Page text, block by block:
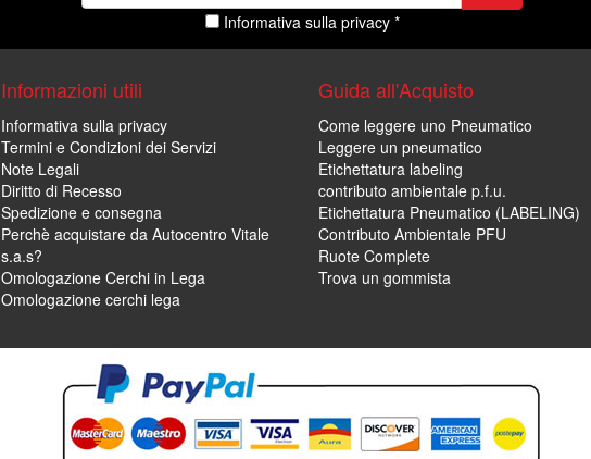
Informativa sulla privacy *
Informazioni utili
Informativa sulla privacy
Termini e Condizioni dei Servizi
Note Legali
Diritto di Recesso
Spedizione e consegna
Perchè acquistare da Autocentro Vitale
s.a.s?
Omologazione Cerchi in Lega
Omologazione cerchi lega
Guida all'Acquisto
Come leggere uno Pneumatico
Leggere un pneumatico
Etichettatura labeling
contributo ambientale p.f.u.
Etichettatura Pneumatico (LABELING)
Contributo Ambientale PFU
Ruote Complete
Trova un gommista